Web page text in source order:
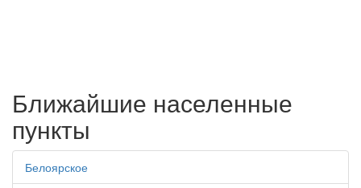
Ближайшие населенные
пункты
Белоярское